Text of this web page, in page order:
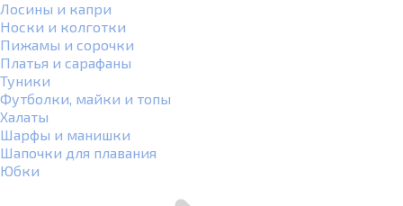
Лосины и капри
Носки и колготки
Пижамы и сорочки
Платья и сарафаны
Туники
Футболки, майки и топы
Халаты
Шарфы и манишки
Шапочки для плавания
Юбки